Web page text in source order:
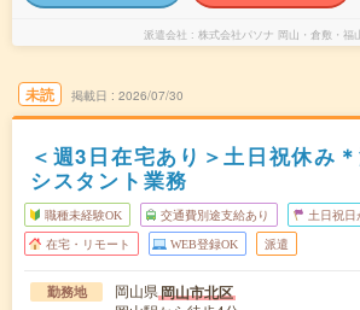
派遣会社 株式会社パソナ 岡山・倉敷・福
未読 掲載日 2026/07/30
＜週3日在宅あり＞土日祝休み
シスタント業務
職種未経験OK 交通費別途支給あり 土日祝日
在宅・リモート WEB登録OK 派遣
勤務地 岡山県岡山市北区